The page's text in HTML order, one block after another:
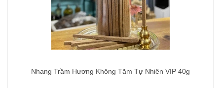
Nhang Trầm Hương Không Tăm Tự Nhiên VIP 40g